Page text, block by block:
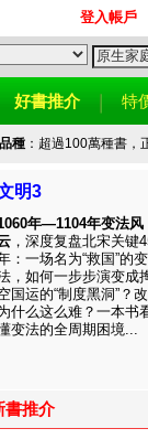
登入帳戶
好書推介 特
品種：超過100萬種書，
明3
年—1104年变法风
，深度复盘北宋关键
：一场名为“救国”的变
，如何一步步演变成
国运的“制度黑洞”？
什么这么难？一本书
变法的全周期困境...
書推介